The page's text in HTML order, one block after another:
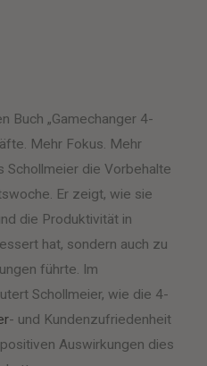
Buch „Gamechanger 4-
Mehr Fokus. Mehr
Schollmeier die Vorbehalte
Er zeigt, wie sie
die Produktivität in
hat, sondern auch zu
führte. Im
Schollmeier, wie die 4-
- und Kundenzufriedenheit
Auswirkungen dies